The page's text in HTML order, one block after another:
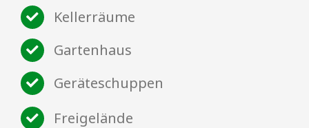
Kellerräume
Gartenhaus
Geräteschuppen
Freigelände